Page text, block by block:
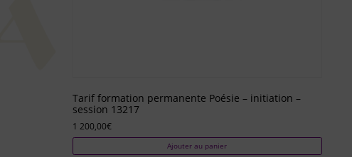
Tarif formation permanente Poésie – initiation –
session 13217
1 200,00€
Ajouter au panier